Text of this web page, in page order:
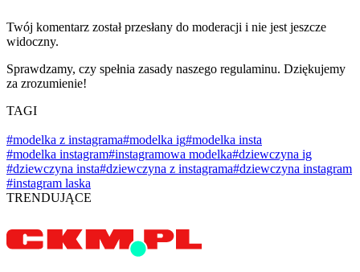
Twój komentarz został przesłany do moderacji i nie jest jeszcze
widoczny.
Sprawdzamy, czy spełnia zasady naszego regulaminu. Dziękujemy
za zrozumienie!
TAGI
#modelka z instagrama#modelka ig#modelka insta
#modelka instagram#instagramowa modelka#dziewczyna ig
#dziewczyna insta#dziewczyna z instagrama#dziewczyna instagram
#instagram laska
TRENDUJĄCE